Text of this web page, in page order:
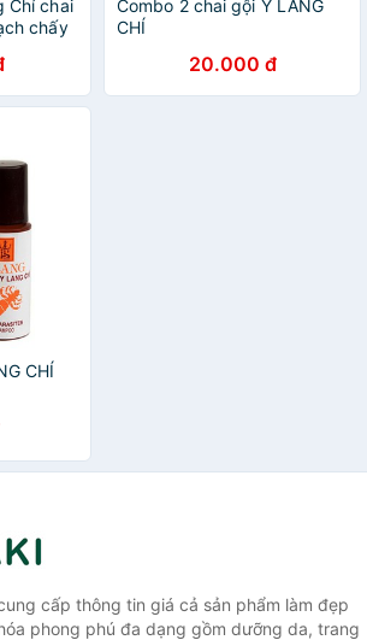
Chí chai
chấy
Combo 2 chai gội Y LANG
CHÍ
20.000 đ
CHÍ
cấp thông tin giá cả sản phẩm làm đẹp
phong phú đa dạng gồm dưỡng da, trang